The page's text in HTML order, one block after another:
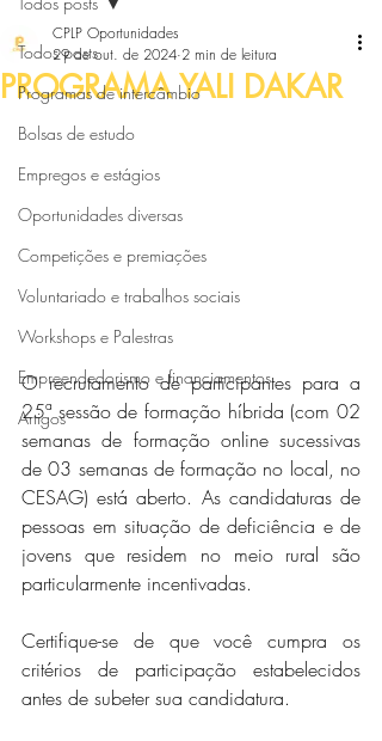
Todos posts
Programas de intercâmbio
Bolsas de estudo
Empregos e estágios
Oportunidades diversas
Competições e premiações
Voluntariado e trabalhos sociais
Workshops e Palestras
Empreendedorismo e financiamentos
Artigos
PROGRAMA YALI DAKAR
CPLP Oportunidades
29 de out. de 2024 2 min de leitura
O recrutamento de participantes para a
25ª sessão de formação híbrida (com 02
semanas de formação online sucessivas
de 03 semanas de formação no local, no
CESAG) está aberto. As candidaturas de
pessoas em situação de deficiência e de
jovens que residem no meio rural são
particularmente incentivadas.
Certifique-se de que você cumpra os
critérios de participação estabelecidos
antes de subeter sua candidatura.